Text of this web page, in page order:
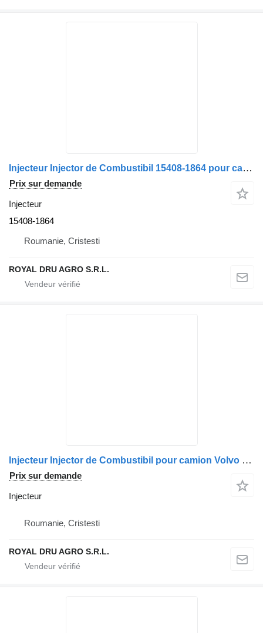
Injecteur Injector de Combustibil 15408-1864 pour camion Volvo 15408 1864
Prix sur demande
Injecteur
15408-1864
Roumanie, Cristesti
ROYAL DRU AGRO S.R.L.
Injecteur Injector de Combustibil pour camion Volvo 8192362 8113891 8119891
Prix sur demande
Injecteur
Roumanie, Cristesti
ROYAL DRU AGRO S.R.L.